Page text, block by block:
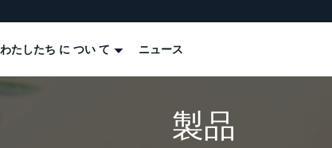
わたしたち に つい て ニュース
製品